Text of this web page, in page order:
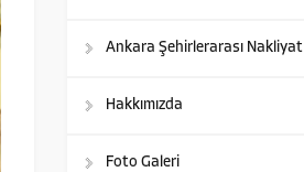
Ankara Şehirlerarası Nakliyat
Hakkımızda
Foto Galeri